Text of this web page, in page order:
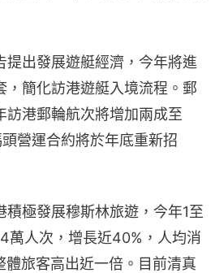
提出發展遊艇經濟，今年將進
，簡化訪港遊艇入境流程。郵
訪港郵輪航次將增加兩成至
營運合約將於年底重新招
積極發展穆斯林旅遊，今年1至
萬人次，增長近40%，人均消
旅客高出近一倍。目前清真